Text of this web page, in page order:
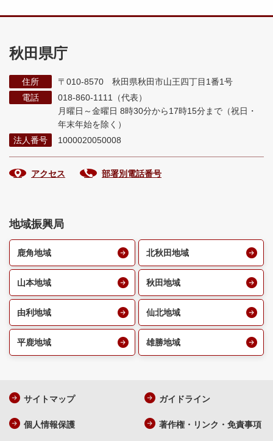
秋田県庁
住所
〒010-8570 秋田県秋田市山王四丁目1番1号
電話
018-860-1111（代表）
月曜日～金曜日 8時30分から17時15分まで （祝日・
年末年始を除く）
法人番号
1000020050008
アクセス 部署別電話番号
地域振興局
鹿角地域 北秋田地域
山本地域 秋田地域
由利地域 仙北地域
平鹿地域 雄勝地域
サイトマップ ガイドライン
個人情報保護 著作権・リンク・免責事項